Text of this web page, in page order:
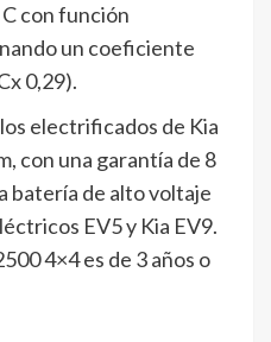
con función
un coeficiente
0,29).
electrificados de Kia
con una garantía de 8
batería de alto voltaje
EV5 y Kia EV9.
4×4 es de 3 años o